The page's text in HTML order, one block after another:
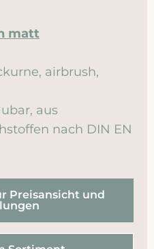
matt
airbrush,
aus
nach DIN EN
Preisansicht und